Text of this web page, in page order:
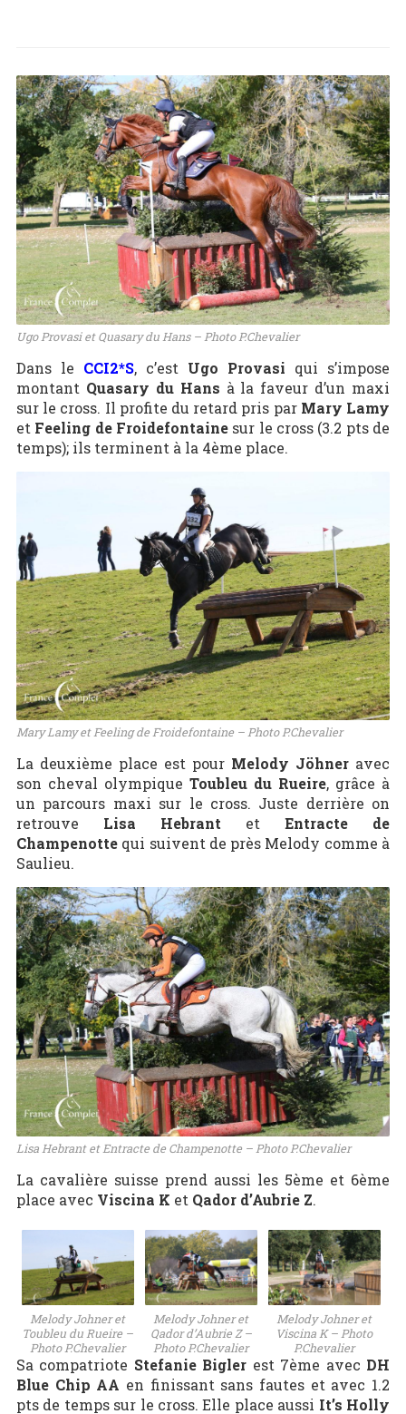
Ugo Provasi et Quasary du Hans – Photo P.Chevalier
Dans le CCI2*S, c’est Ugo Provasi qui s’impose
montant Quasary du Hans à la faveur d’un maxi
sur le cross. Il profite du retard pris par Mary Lamy
et Feeling de Froidefontaine sur le cross (3.2 pts de
temps); ils terminent à la 4ème place.
Mary Lamy et Feeling de Froidefontaine – Photo P.Chevalier
La deuxième place est pour Melody Jöhner avec
son cheval olympique Toubleu du Rueire, grâce à
un parcours maxi sur le cross. Juste derrière on
retrouve Lisa Hebrant etEntracte de
Champenottequi suivent de près Melody comme à
Saulieu.
Lisa Hebrant et Entracte de Champenotte – Photo P.Chevalier
La cavalière suisse prend aussi les 5ème et 6ème
place avec Viscina K et Qador d’Aubrie Z.
Melody Johner et
Toubleu du Rueire –
Photo P.Chevalier
Melody Johner et
Qador d’Aubrie Z –
Photo P.Chevalier
Melody Johner et
Viscina K – Photo
P.Chevalier
Sa compatriote Stefanie Bigler est 7ème avec DH
Blue Chip AA en finissant sans fautes et avec 1.2
pts de temps sur le cross. Elle place aussi It’s Holly